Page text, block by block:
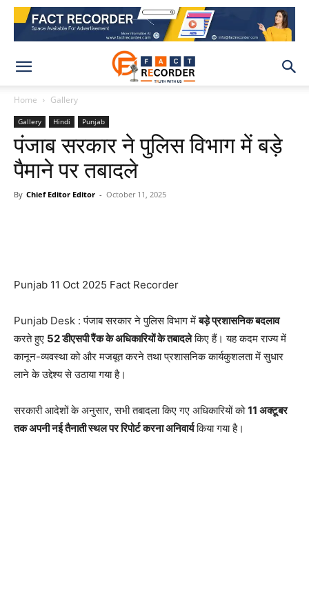
Home Gallery
Gallery Hindi Punjab
पंजाब सरकार ने पुलिस विभाग में बड़े
पैमाने पर तबादले
By Chief Editor Editor - October 11, 2025
Punjab 11 Oct 2025 Fact Recorder
Punjab Desk : पंजाब सरकार ने पुलिस विभाग मेंबड़े प्रशासनिक बदलाव
करते हुए 52 डीएसपी रैंक के अधिकारियों के तबादलेकिए हैं। यह कदम राज्य में
कानून-व्यवस्था को और मजबूत करने तथा प्रशासनिक कार्यकुशलता में सुधार
लाने के उद्देश्य से उठाया गया है।
सरकारी आदेशों के अनुसार, सभी तबादला किए गए अधिकारियों को11 अक्टूबर
तक अपनी नई तैनाती स्थल पर रिपोर्ट करना अनिवार्यकिया गया है।